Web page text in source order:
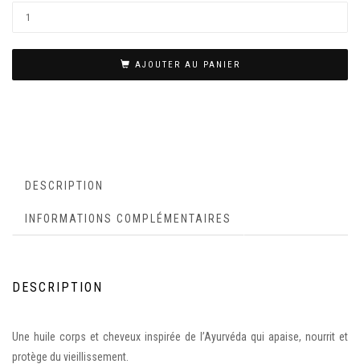
AJOUTER AU PANIER
DESCRIPTION
INFORMATIONS COMPLÉMENTAIRES
DESCRIPTION
Une huile corps et cheveux inspirée de l’Ayurvéda qui apaise, nourrit et
protège du vieillissement.